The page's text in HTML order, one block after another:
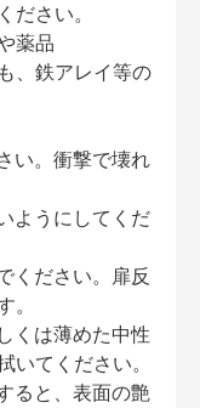
ださい。
薬品
、鉄アレイ等の
い。衝撃で壊れ
ようにしてくだ
ください。扉反
。
くは薄めた中性
いてください。
ると、表面の艶